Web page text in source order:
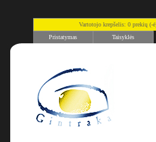
Vartotojo krepšelis: 0 prekių (-
Pristatymas
Taisyklės